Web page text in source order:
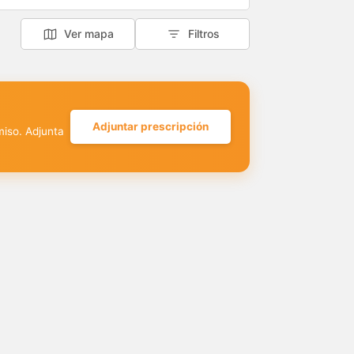
Ver mapa Filtros
Adjunta Adjuntar prescripción